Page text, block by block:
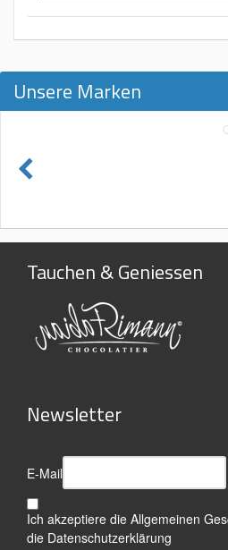
Unsere Marken
Tauchen & Geniessen
Newsletter
E-Mail
Ich akzeptiere die Allgemeinen
die Datenschutzerklärung